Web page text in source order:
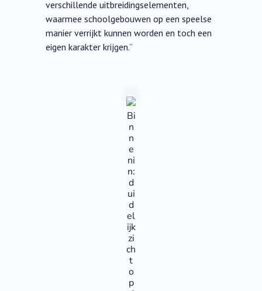
verschillende uitbreidingselementen,
waarmee schoolgebouwen op een speelse
manier verrijkt kunnen worden en toch een
eigen karakter krijgen.”
Bi
n
n
e
ni
n:
d
ui
d
el
ijk
zi
ch
t
o
p